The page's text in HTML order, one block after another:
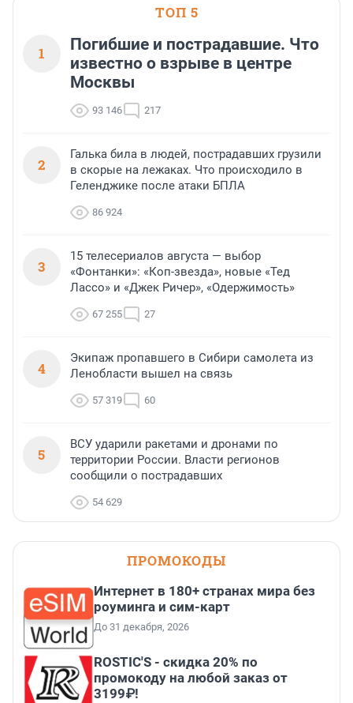
ТОП 5
1
Погибшие и пострадавшие. Что
известно о взрыве в центре
Москвы
93 146 217
2
Галька била в людей, пострадавших грузили
в скорые на лежаках. Что происходило в
Геленджике после атаки БПЛА
86 924
3
15 телесериалов августа — выбор
«Фонтанки»: «Коп-звезда», новые «Тед
Лассо» и «Джек Ричер», «Одержимость»
67 255 27
4
Экипаж пропавшего в Сибири самолета из
Ленобласти вышел на связь
57 319 60
5
ВСУ ударили ракетами и дронами по
территории России. Власти регионов
сообщили о пострадавших
54 629
ПРОМОКОДЫ
Интернет в 180+ странах мира без
роуминга и сим-карт
До 31 декабря, 2026
ROSTIC'S - скидка 20% по
промокоду на любой заказ от
3199₽!